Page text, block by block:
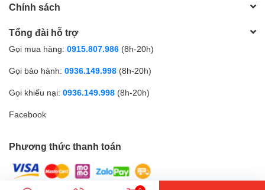
Chính sách
Tổng đài hỗ trợ
Gọi mua hàng: 0915.807.986 (8h-20h)
Gọi bảo hành: 0936.149.998 (8h-20h)
Gọi khiếu nại: 0936.149.998 (8h-20h)
Facebook
Phương thức thanh toán